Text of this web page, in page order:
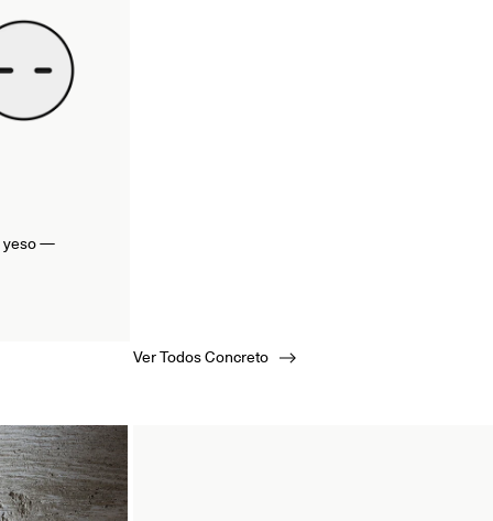
yeso —
Ver Todos Concreto